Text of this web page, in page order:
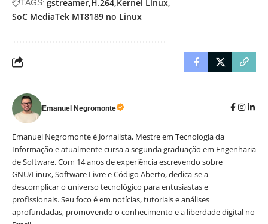
TAGS: gstreamer H.264 Kernel Linux
SoC MediaTek MT8189 no Linux
Emanuel Negromonte
Emanuel Negromonte é Jornalista, Mestre em Tecnologia da
Informação e atualmente cursa a segunda graduação em Engenharia
de Software. Com 14 anos de experiência escrevendo sobre
GNU/Linux, Software Livre e Código Aberto, dedica-se a
descomplicar o universo tecnológico para entusiastas e
profissionais. Seu foco é em notícias, tutoriais e análises
aprofundadas, promovendo o conhecimento e a liberdade digital no